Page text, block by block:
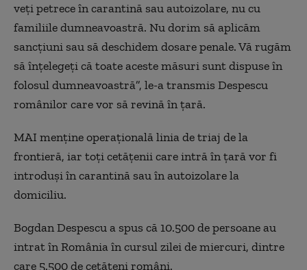
veţi petrece în carantină sau autoizolare, nu cu
familiile dumneavoastră. Nu dorim să aplicăm
sancţiuni sau să deschidem dosare penale. Vă rugăm
să înţelegeţi că toate aceste măsuri sunt dispuse în
folosul dumneavoastră”, le-a transmis Despescu
românilor care vor să revină în ţară.
MAI menţine operaţională linia de triaj de la
frontieră, iar toţi cetăţenii care intră în ţară vor fi
introduşi în carantină sau în autoizolare la
domiciliu.
Bogdan Despescu a spus că 10.500 de persoane au
intrat în România în cursul zilei de miercuri, dintre
care 5.500 de cetăţeni români.